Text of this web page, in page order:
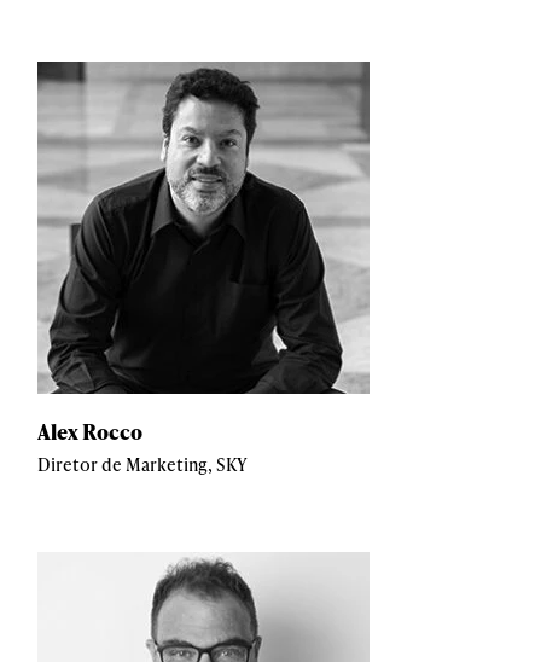
Alex Rocco
Diretor de Marketing, SKY